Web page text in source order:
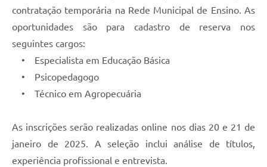
contratação temporária na Rede Municipal de Ensino. As
oportunidades são para cadastro de reserva nos
seguintes cargos:
• Especialista em Educação Básica
• Psicopedagogo
• Técnico em Agropecuária
As inscrições serão realizadas online nos dias 20 e 21 de
janeiro de 2025. A seleção inclui análise de títulos,
experiência profissional e entrevista.